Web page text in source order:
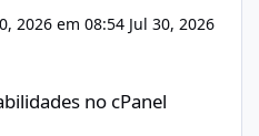
2026 em 08:54 Jul 30, 2026
no cPanel